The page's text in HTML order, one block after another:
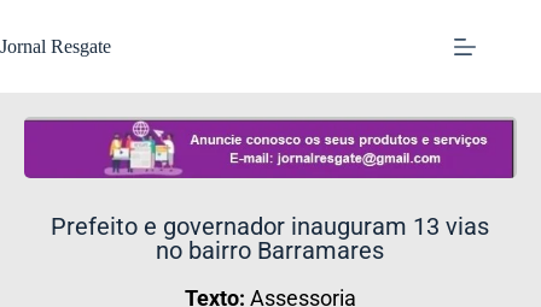
Jornal Resgate
Prefeito e governador inauguram 13 vias
no bairro Barramares
Texto: Assessoria